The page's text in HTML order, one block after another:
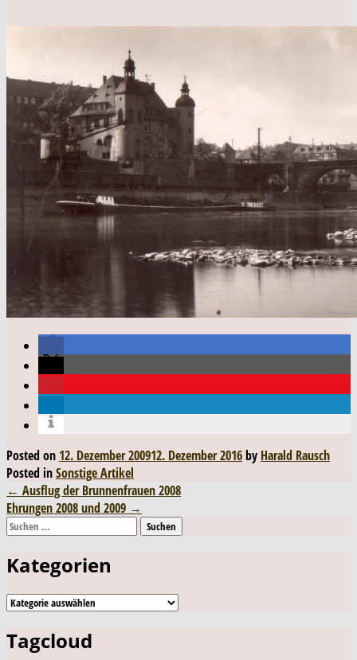
Posted on 12. Dezember 200912. Dezember 2016by Harald Rausch
Posted inSonstige Artikel
Post
navigation
← Ausflug der Brunnenfrauen 2008
Ehrungen 2008 und 2009 →
Suchen
nach:
Kategorien
Kategorien
Tagcloud